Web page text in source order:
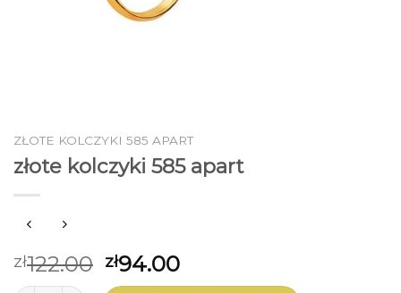
ZŁOTE KOLCZYKI 585 APART
złote kolczyki 585 apart
zł122.00 zł94.00